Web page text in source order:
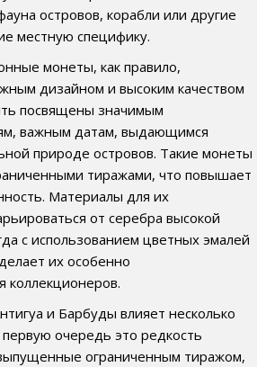
островов, корабли или другие
местную специфику.
монеты, как правило,
дизайном и высоким качеством
посвящены значимым
важным датам, выдающимся
природе островов. Такие монеты
тиражами, что повышает
Материалы для их
от серебра высокой
с использованием цветных эмалей
их особенно
коллекционеров.
и Барбуды влияет несколько
очередь это редкость
ограниченным тиражом,